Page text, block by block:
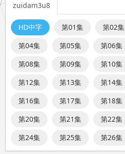
zuidam3u8
HD中字 第01集 第02集
第04集
第05集 第06集
第08集
第09集 第10集
第12集
第13集 第14集
第16集
第17集 第18集
第20集
第21集 第22集
第24集
第25集 第26集